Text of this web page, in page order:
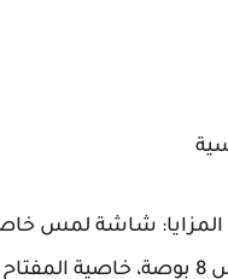
شاشة لمس خاصة